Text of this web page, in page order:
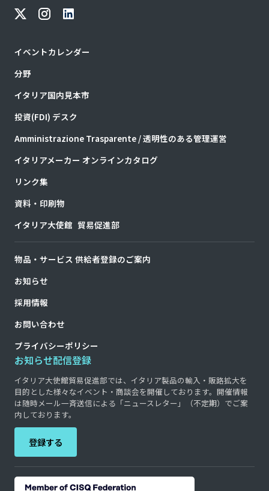
イベントカレンダー
分野
イタリア国内見本市
投資(FDI) デスク
Amministrazione Trasparente / 透明性のある管理運営
イタリアメーカー オンラインカタログ
リンク集
資料・印刷物
イタリア大使館 貿易促進部
物品・サービス 供給者登録のご案内
お知らせ
採用情報
お問い合わせ
プライバシーポリシー
お知らせ配信登録
イタリア大使館貿易促進部では、イタリア製品の輸入・販路拡大を
目的とした様々なイベント・商談会を開催しております。開催情報
は随時メール一斉送信による「ニュースレター」（不定期）でご案
内しております。
登録する